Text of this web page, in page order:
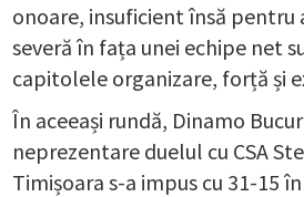
onoare, insuficient însă pentru
severă în fața unei echipe net
capitolele organizare, forță și
În aceeași rundă, Dinamo
neprezentare duelul cu CSA
Timișoara s-a impus cu 31-15